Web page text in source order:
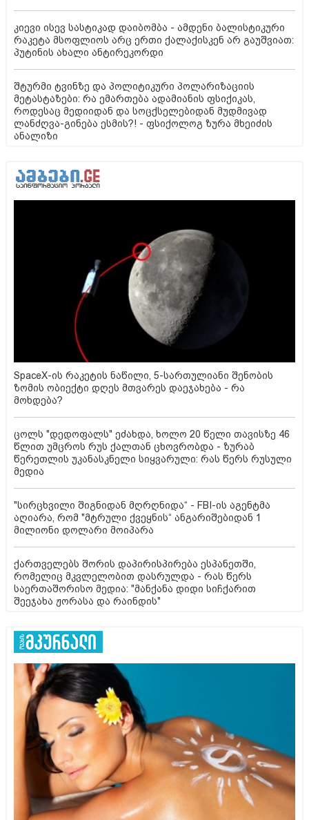
კიევი ისევ სასტიკად დაიბომბა - ამდენი ბალისტიკური
რაკეტა მსოფლიოს არც ერთი ქალაქისკენ არ გაუშვიათ:
პუტინის ახალი ანტირეკორდი
შტურმი ტვინზე და პოლიტიკური პოლარიზაციის
მეტასტაზები: რა ემართება ადამიანის ფსიქიკას,
როდესაც მედიიდან და სოცქსელებიდან მუდმივად
ლანძღვა-გინება ესმის?! - ფსიქოლოგ ზურა მხეიძის
ანალიზი
SpaceX-ის რაკეტის ნაწილი, 5-სართულიანი შენობის
ზომის ობიექტი დღეს მთვარეს დაეჯახება - რა
მოხდება?
ცოლს "დედოფალს" ეძახდა, ხოლო 20 წელი თავისზე 46
წლით უმცროს რუს ქალთან ცხოვრობდა - ზურაბ
წერეთლის უკანასკნელი სიყვარული: რას წერს რუსული
მედია
"სირცხვილი შიგნიდან მღრღნიდა“ - FBI-ის აგენტმა
აღიარა, რომ "მტრული ქვეყნის“ ანგარიშებიდან 1
მილიონი დოლარი მოიპარა
ქართველებს შორის დაპირისპირება ესპანეთში,
რომელიც მკვლელობით დასრულდა - რას წერს
საერთაშორისო მედია: "მანქანა დიდი სიჩქარით
შეეჯახა ჟორასა და რაინდის"